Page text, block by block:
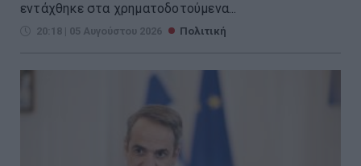
εντάχθηκε στα χρηματοδοτούμενα...
20:18 | 05 Αυγούστου 2026 Πολιτική